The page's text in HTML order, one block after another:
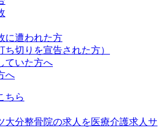
に遭われた方
切りを宣告された方）
ていた方へ
へ